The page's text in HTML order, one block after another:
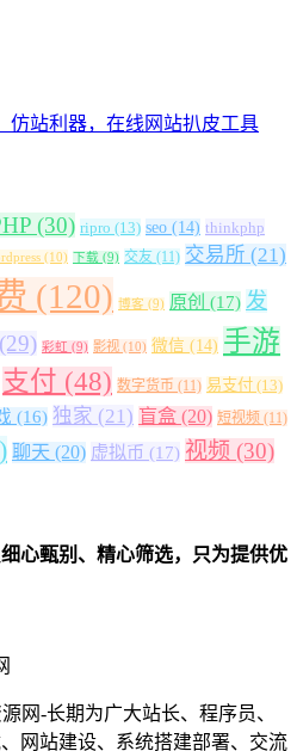
仿站利器，在线网站扒皮工具
(30) ripro (13) seo (14) thinkphp
(10) 下载 (9) 交友 (11) 交易所 (21)
(120) 博客 (9) 原创 (17) 发
(29) 彩虹 (9) 影视 (10) 微信 (14) 手游
支付 (48) 数字货币 (11) 易支付 (13)
(16) 独家 (21) 盲盒 (20) 短视频 (11)
聊天 (20) 虚拟币 (17) 视频 (30)
心甄别、精心筛选，只为提供优
网-长期为广大站长、程序员、
网站建设、系统搭建部署、交流